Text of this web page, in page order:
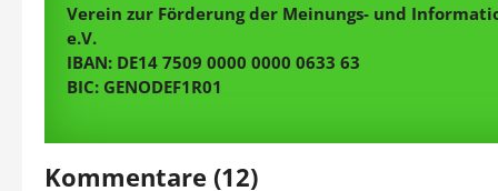
Verein zur Förderung der Meinungs- und
e.V.
IBAN: DE14 7509 0000 0000 0633 63
BIC: GENODEF1R01
Kommentare (12)